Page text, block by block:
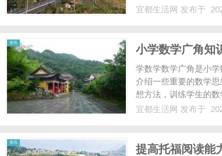
均一、稳定的。任何
宜都生活网 发布于
资讯
小学数学广角知
学数学数学广角是小
介绍一些重要的数学
想方法，训练学生的
数学广角中，学生可
宜都生活网 发布于
资讯
提高托福阅读能